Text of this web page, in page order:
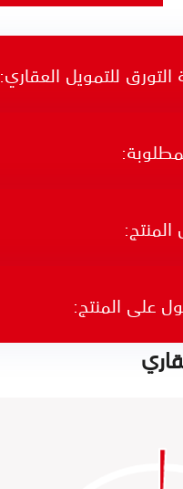
للتمويل العقاري:
على المنتج: